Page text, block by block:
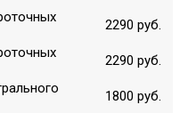
2290 руб.
2290 руб.
1800 руб.